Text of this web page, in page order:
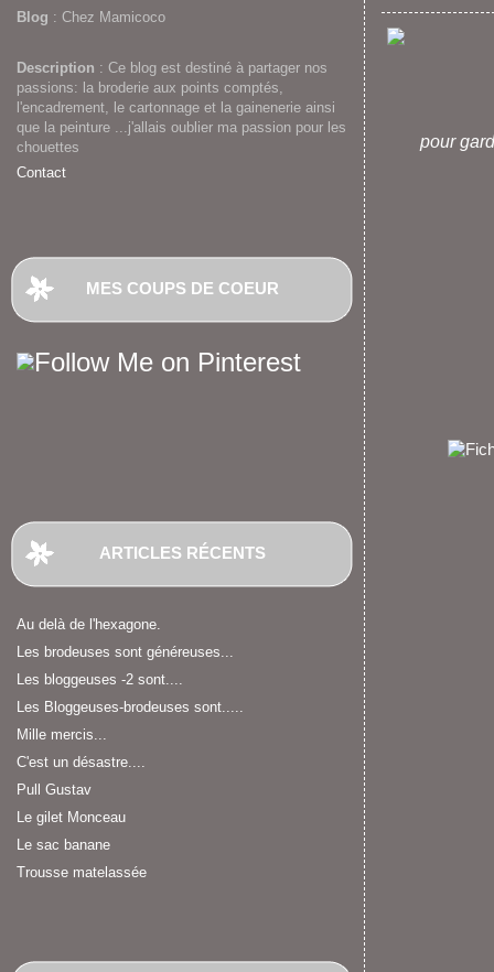
Blog : Chez Mamicoco
Description : Ce blog est destiné à partager nos
passions: la broderie aux points comptés,
l'encadrement, le cartonnage et la gainenerie ainsi
que la peinture ...j'allais oublier ma passion pour les
chouettes
Contact
MES COUPS DE COEUR
ARTICLES RÉCENTS
Au delà de l'hexagone.
Les brodeuses sont généreuses...
Les bloggeuses -2 sont....
Les Bloggeuses-brodeuses sont.....
Mille mercis...
C'est un désastre....
Pull Gustav
Le gilet Monceau
Le sac banane
Trousse matelassée
pour